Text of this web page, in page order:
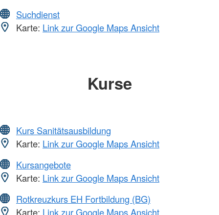
Suchdienst
Karte: Link zur Google Maps Ansicht
Kurse
Kurs Sanitätsausbildung
Karte: Link zur Google Maps Ansicht
Kursangebote
Karte: Link zur Google Maps Ansicht
Rotkreuzkurs EH Fortbildung (BG)
Karte: Link zur Google Maps Ansicht